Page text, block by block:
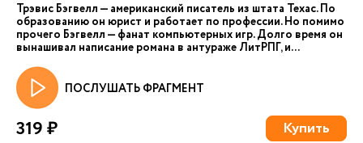
Трэвис Бэгвелл — американский писатель из штата Техас. По
образованию он юрист и работает по профессии. Но помимо
прочего Бэгвелл — фанат компьютерных игр. Долго время он
вынашивал написание романа в антураже ЛитРПГ, и...
ПОСЛУШАТЬ ФРАГМЕНТ
319 ₽ Купить